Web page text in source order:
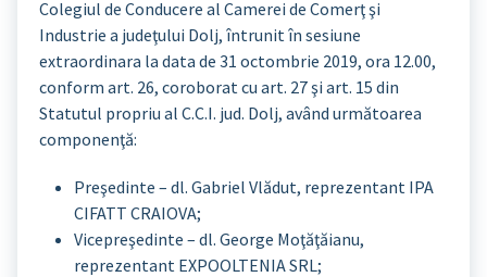
Colegiul de Conducere al Camerei de Comerţ şi
Industrie a judeţului Dolj, întrunit în sesiune
extraordinara la data de 31 octombrie 2019, ora 12.00,
conform art. 26, coroborat cu art. 27 şi art. 15 din
Statutul propriu al C.C.I. jud. Dolj, având următoarea
componenţă:
Preşedinte – dl. Gabriel Vlădut, reprezentant IPA
CIFATT CRAIOVA;
Vicepreşedinte – dl. George Moţăţăianu,
reprezentant EXPOOLTENIA SRL;